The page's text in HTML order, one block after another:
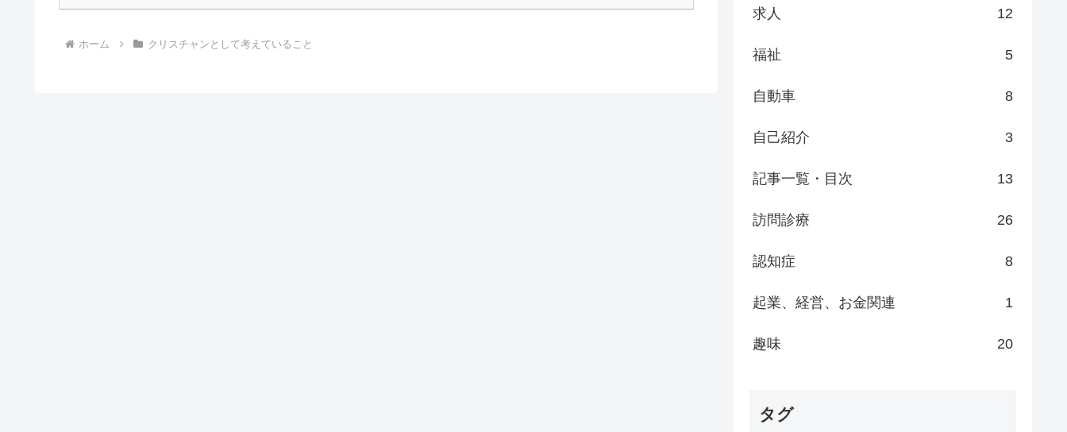
ホーム クリスチャンとして考えていること
求人 12
福祉 5
自動車 8
自己紹介 3
記事一覧・目次 13
訪問診療 26
認知症 8
起業、経営、お金関連 1
趣味 20
タグ